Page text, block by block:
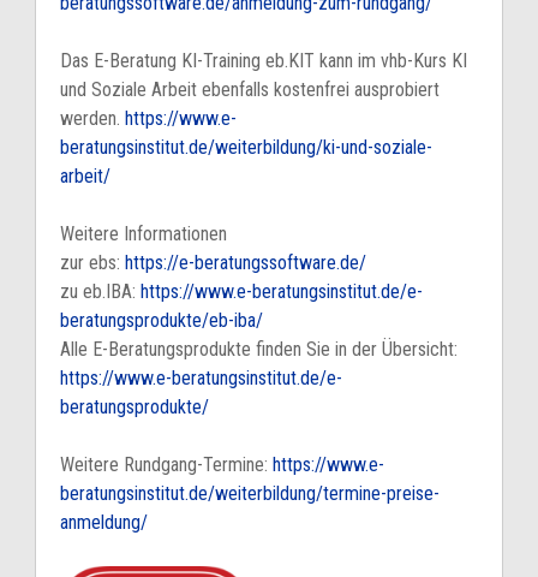
Das E-Beratung KI-Training eb.KIT kann im vhb-Kurs KI
und Soziale Arbeit ebenfalls kostenfrei ausprobiert
werden. https://www.e-
beratungsinstitut.de/weiterbildung/ki-und-soziale-
arbeit/
Weitere Informationen
zur ebs: https://e-beratungssoftware.de/
zu eb.IBA: https://www.e-beratungsinstitut.de/e-
beratungsprodukte/eb-iba/
Alle E-Beratungsprodukte finden Sie in der Übersicht:
https://www.e-beratungsinstitut.de/e-
beratungsprodukte/
Weitere Rundgang-Termine: https://www.e-
beratungsinstitut.de/weiterbildung/termine-preise-
anmeldung/